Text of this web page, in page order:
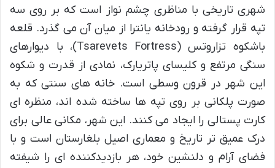
شهری تاریخی با مناظری چشم نواز است که بر روی سه
تپه قرار گرفته و رودخانه یانترا از میان آن می گذرد. قلعه
باشکوه تزاروتس (Tsarevets Fortress)، با دیوارهای
سنگی مرتفع و کلیسای پاتریارک، نمادی از قدرت و شکوه
این شهر در قرون وسطی است. خانه های سنتی که به
صورت پلکانی بر روی تپه ها ساخته شده اند، منظره ای
کارت پستالی را ایجاد می کنند. این شهر، مکانی عالی برای
درک عمیق تر تاریخ و معماری اصیل بلغارستان است و با
فضای آرام و دلنشین خود، هر بازدیدکننده ای را شیفته